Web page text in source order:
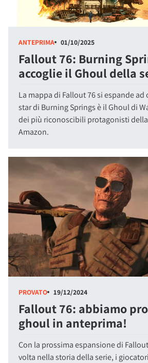
ANTEPRIMA 01/10/2025
Fallout 76: Burning
accoglie il Ghoul della
La mappa di Fallout 76 si espande ad
star di Burning Springs è il Ghoul di
dei più riconoscibili protagonisti della
Amazon.
PROVATO 19/12/2024
Fallout 76: abbiamo
ghoul in anteprima!
Con la prossima espansione di
volta nella storia della serie, i